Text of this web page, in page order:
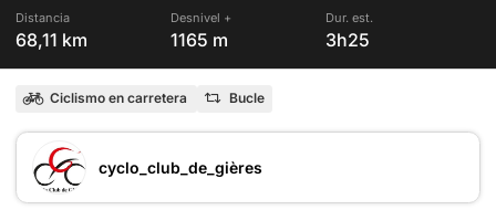
Distancia
68,11 km
Desnivel +
1165 m
Dur. est.
3h25
Ciclismo en carretera Bucle
cyclo_club_de_gières